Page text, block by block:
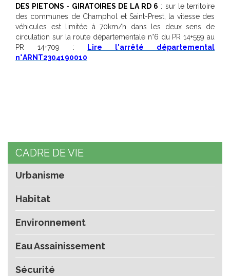
DES PIETONS - GIRATOIRES DE LA RD 6 : sur le territoire
des communes de Champhol et Saint-Prest, la vitesse des
véhicules est limitée à 70km/h dans les deux sens de
circulation sur la route départementale n°6 du PR 14+559 au
PR 14+709 :
Lire l'arrêté départemental
n°ARNT2304190010
CADRE DE VIE
Urbanisme
Habitat
Environnement
Eau Assainissement
Sécurité